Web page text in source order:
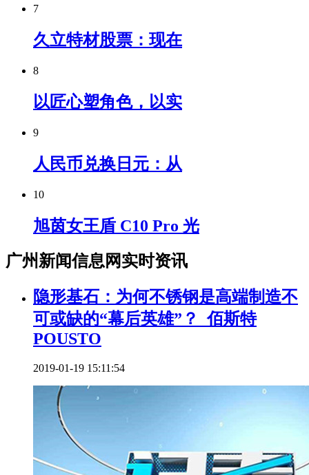
7
久立特材股票：现在
8
以匠心塑角色，以实
9
人民币兑换日元：从
10
旭茵女王盾 C10 Pro 光
广州新闻信息网实时资讯
隐形基石：为何不锈钢是高端制造不
可或缺的“幕后英雄”？_佰斯特
POUSTO
2019-01-19 15:11:54